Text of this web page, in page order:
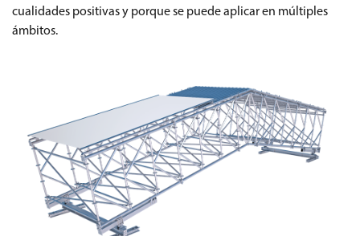
cualidades positivas y porque se puede aplicar en múltiples
ámbitos.